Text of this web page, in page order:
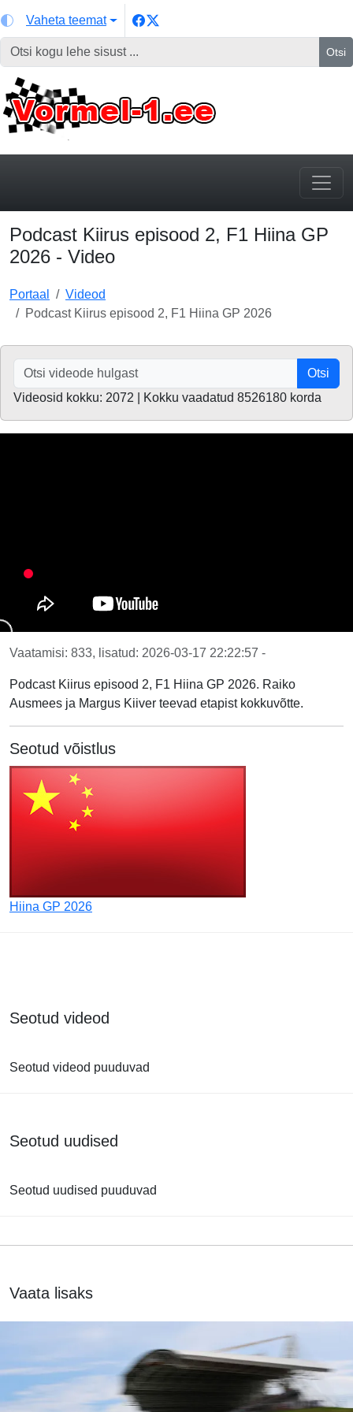
Vaheta teemat
Otsi
Podcast Kiirus episood 2, F1 Hiina GP
2026 - Video
Portaal
Videod
Podcast Kiirus episood 2, F1 Hiina GP 2026
Otsi
Videosid kokku: 2072 | Kokku vaadatud 8526180 korda
Vaatamisi: 833, lisatud: 2026-03-17 22:22:57 -
Podcast Kiirus episood 2, F1 Hiina GP 2026. Raiko
Ausmees ja Margus Kiiver teevad etapist kokkuvõtte.
Seotud võistlus
Hiina GP 2026
Seotud videod
Seotud videod puuduvad
Seotud uudised
Seotud uudised puuduvad
Vaata lisaks